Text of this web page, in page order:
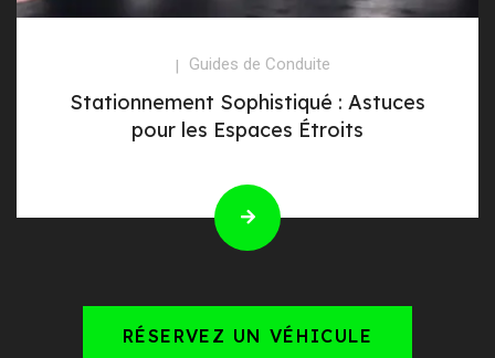
Guides de Conduite
Stationnement Sophistiqué : Astuces
pour les Espaces Étroits
RÉSERVEZ UN VÉHICULE